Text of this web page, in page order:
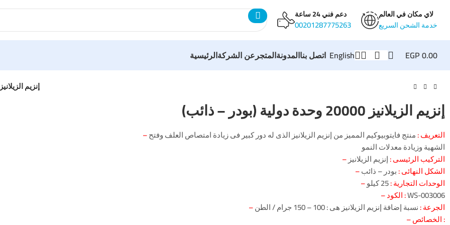
دعم فني 24 ساعة
00201287775263
لاي مكان في العالم
خدمة الشحن السريع
الرئيسيةعن الشركةالمتجرالمدونةاتصل بنا English EGP0.00
إنزيم الزيلانيز 20000 وحدة دولية (بودر –
إنزيم الزيلانيز 20000 وحدة دولية (بودر – ذائب)
– التعريف :منتج فايتوبيوكيم المميز من إنزيم الزيلانيز الذى له دور كبير فى زيادة امتصاص العلف وفتح
الشهية وزيادة معدلات النمو
– التركيب الرئيسى :إنزيم الزيلانيز
– الشكل النهائى :بودر – ذائب
– الوحدات التجارية :25 كيلو
– الكود :WS-003006
– الجرعة :نسبة إضافة إنزيم الزيلانيز هى : 100 – 150 جرام / الطن
– الخصائص :